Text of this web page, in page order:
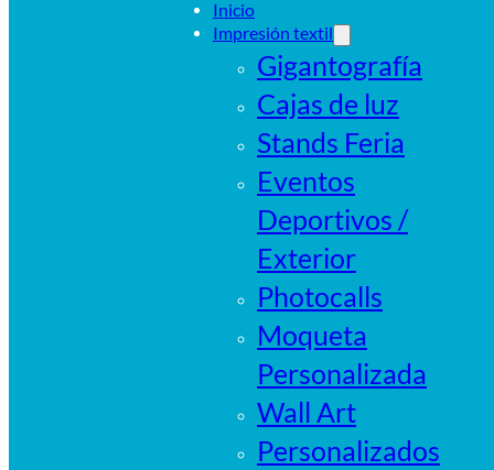
Inicio
Impresión textil
Gigantografía
Cajas de luz
Stands Feria
Eventos
Deportivos /
Exterior
Photocalls
Moqueta
Personalizada
Wall Art
Personalizados